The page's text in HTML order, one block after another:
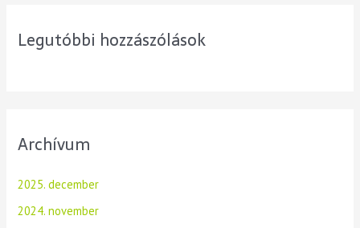
Legutóbbi hozzászólások
Archívum
2025. december
2024. november